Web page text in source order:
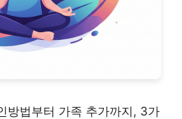
방법부터 가족 추가까지, 3가